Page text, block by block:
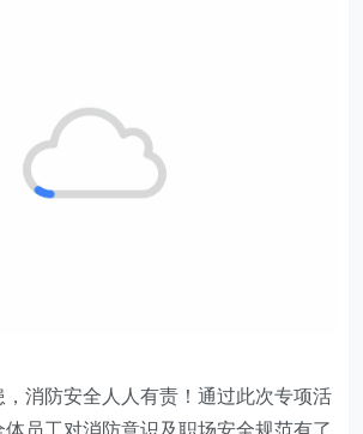
消防安全人人有责！通过此次专项活
员工对消防意识及职场安全规范有了